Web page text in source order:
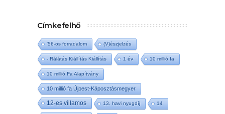
Címkefelhő
'56-os forradalom (V)észjelzés
- Rálátás Kiállítás Kiállítás 1 év 10 millió fa
10 millió Fa Alapítvány
10 millió fa Újpest-Káposztásmegyer
12-es villamos 13. havi nyugdíj 14